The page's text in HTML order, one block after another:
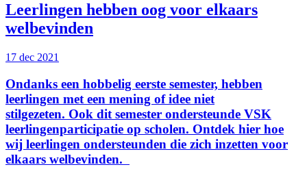
Leerlingen hebben oog voor elkaars
welbevinden
17 dec 2021
Ondanks een hobbelig eerste semester, hebben
leerlingen met een mening of idee niet
stilgezeten. Ook dit semester ondersteunde VSK
leerlingenparticipatie op scholen. Ontdek hier hoe
wij leerlingen ondersteunden die zich inzetten voor
elkaars welbevinden.